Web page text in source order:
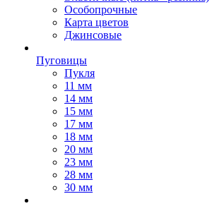
Особопрочные
Карта цветов
Джинсовые
Пуговицы
Пукля
11 мм
14 мм
15 мм
17 мм
18 мм
20 мм
23 мм
28 мм
30 мм